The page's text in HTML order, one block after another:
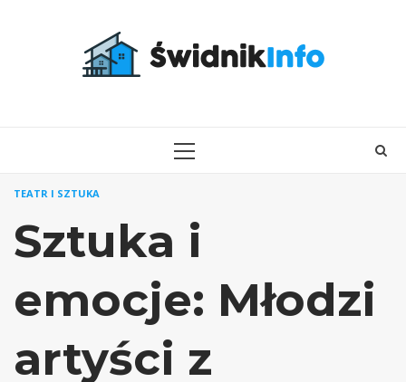
PRIMARY
TEATR I SZTUKA
Sztuka i
emocje: Młodzi
artyści z